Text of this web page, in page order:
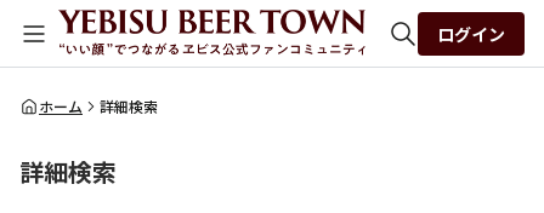
全体検索
ログイン
ホーム 詳細検索
詳細検索